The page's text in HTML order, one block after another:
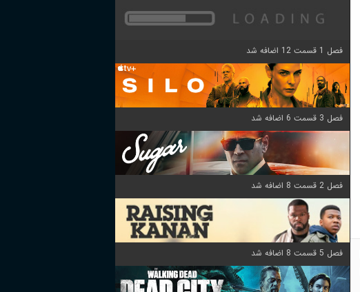
فصل 1 قسمت 12 اضافه شد
فصل 3 قسمت 6 اضافه شد
فصل 2 قسمت 8 اضافه شد
فصل 5 قسمت 8 اضافه شد